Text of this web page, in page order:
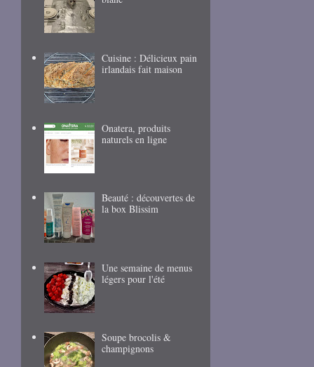
Cuisine : Délicieux pain
irlandais fait maison
Onatera, produits
naturels en ligne
Beauté : découvertes de
la box Blissim
Une semaine de menus
légers pour l'été
Soupe brocolis &
champignons